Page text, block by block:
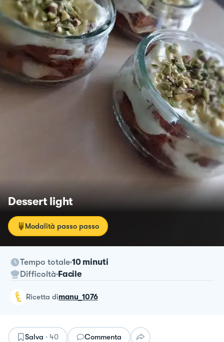
Dessert light
Modalità passo passo
Tempo totale 10 minuti
Difficoltà Facile
ricetta dimanu_1076
Salva · 40 Commenta